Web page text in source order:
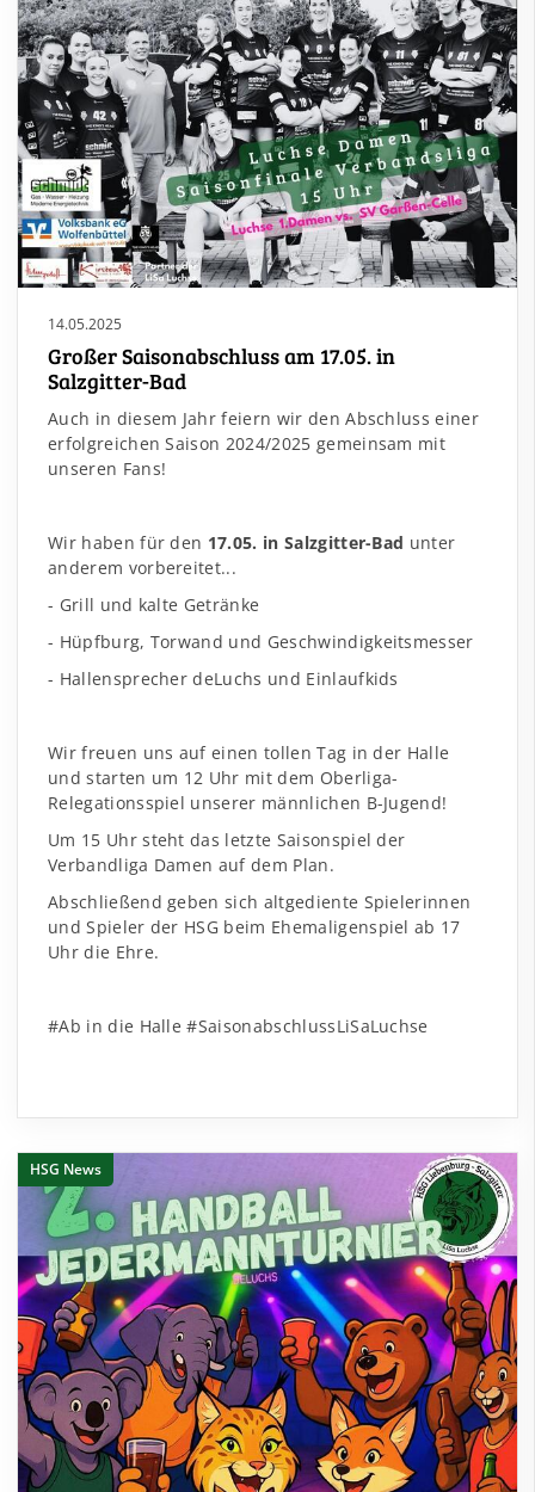
14.05.2025
Großer Saisonabschluss am 17.05. in
Salzgitter-Bad
Auch in diesem Jahr feiern wir den Abschluss einer
erfolgreichen Saison 2024/2025 gemeinsam mit
unseren Fans!
Wir haben für den 17.05. in Salzgitter-Bad unter
anderem vorbereitet...
- Grill und kalte Getränke
- Hüpfburg, Torwand und Geschwindigkeitsmesser
- Hallensprecher deLuchs und Einlaufkids
Wir freuen uns auf einen tollen Tag in der Halle
und starten um 12 Uhr mit dem Oberliga-
Relegationsspiel unserer männlichen B-Jugend!
Um 15 Uhr steht das letzte Saisonspiel der
Verbandliga Damen auf dem Plan.
Abschließend geben sich altgediente Spielerinnen
und Spieler der HSG beim Ehemaligenspiel ab 17
Uhr die Ehre.
#Ab in die Halle #SaisonabschlussLiSaLuchse
HSG News